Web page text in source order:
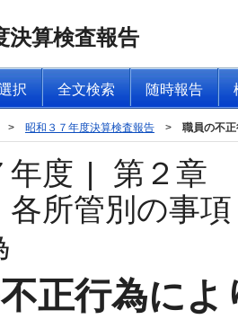
決算検査報告
択 全文検索 随時報告
> 昭和３７年度決算検査報告 > 職員の不
年度 |
第２章
所管別の事項
正行為に